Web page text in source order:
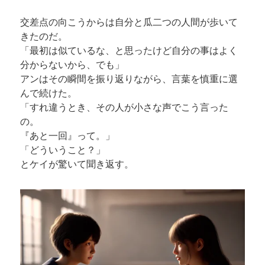
交差点の向こうからは自分と瓜二つの人間が歩いて
きたのだ。
「最初は似ているな、と思ったけど自分の事はよく
分からないから、でも」
アンはその瞬間を振り返りながら、言葉を慎重に選
んで続けた。
「すれ違うとき、その人が小さな声でこう言った
の。
『あと一回』って。」
「どういうこと？」
とケイが驚いて聞き返す。